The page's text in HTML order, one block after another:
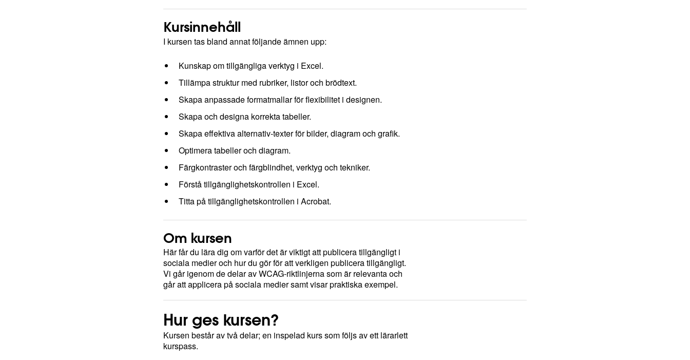
Kursinnehåll
I kursen tas bland annat följande ämnen upp:
Kunskap om tillgängliga verktyg i Excel.
Tillämpa struktur med rubriker, listor och brödtext.
Skapa anpassade formatmallar för flexibilitet i designen.
Skapa och designa korrekta tabeller.
Skapa effektiva alternativ-texter för bilder, diagram och grafik.
Optimera tabeller och diagram.
Färgkontraster och färgblindhet, verktyg och tekniker.
Förstå tillgänglighetskontrollen i Excel.
Titta på tillgänglighetskontrollen i Acrobat.
Om kursen
Här får du lära dig om varför det är viktigt att publicera tillgängligt i
sociala medier och hur du gör för att verkligen publicera tillgängligt.
Vi går igenom de delar av WCAG-riktlinjerna som är relevanta och
går att applicera på sociala medier samt visar praktiska exempel.
Hur ges kursen?
Kursen består av två delar; en inspelad kurs som följs av ett lärarlett
kurspass.